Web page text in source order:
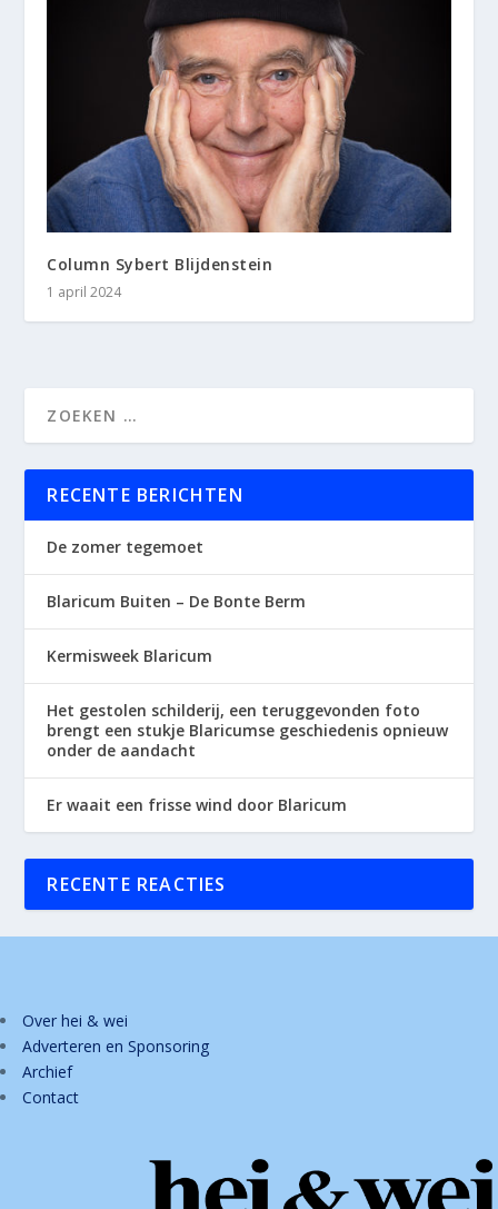
Column Sybert Blijdenstein
1 april 2024
RECENTE BERICHTEN
De zomer tegemoet
Blaricum Buiten – De Bonte Berm
Kermisweek Blaricum
Het gestolen schilderij, een teruggevonden foto
brengt een stukje Blaricumse geschiedenis opnieuw
onder de aandacht
Er waait een frisse wind door Blaricum
RECENTE REACTIES
Over hei & wei
Adverteren en Sponsoring
Archief
Contact